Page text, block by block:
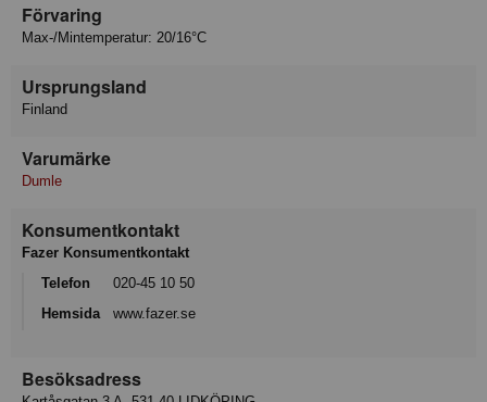
Förvaring
Max-/Mintemperatur: 20/16°C
Ursprungsland
Finland
Varumärke
Dumle
Konsumentkontakt
Fazer Konsumentkontakt
Telefon
020-45 10 50
Hemsida
www.fazer.se
Besöksadress